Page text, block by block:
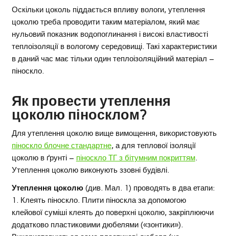
Оскільки цоколь піддається впливу вологи, утеплення
цоколю треба проводити таким матеріалом, який має
нульовий показник водопоглинання і високі властивості
теплоізоляції в вологому середовищі. Такі характеристики
в даний час має тільки один теплоізоляційний матеріал –
піноскло.
Як провести утеплення
цоколю піносклом?
Для утеплення цоколю вище вимощення, використовують
піноскло блочне стандартне, а для теплової ізоляції
цоколю в ґрунті – піноскло ТГ з бітумним покриттям.
Утеплення цоколю виконують ззовні будівлі.
Утеплення цоколю(див. Мал. 1) проводять в два етапи:
1. Клеять піноскло. Плити піноскла за допомогою
клейової суміші клеять до поверхні цоколю, закріплюючи
додатково пластиковими дюбелями («зонтики»).